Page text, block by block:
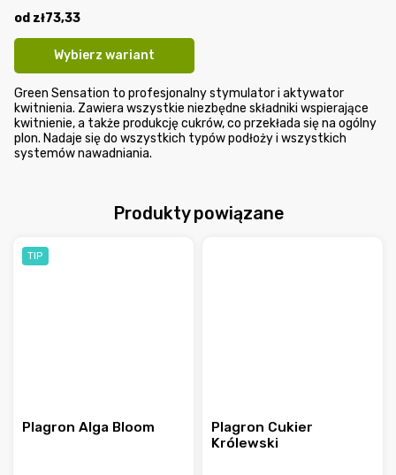
od zł73,33
Wybierz wariant
Green Sensation to profesjonalny stymulator i aktywator
kwitnienia. Zawiera wszystkie niezbędne składniki wspierające
kwitnienie, a także produkcję cukrów, co przekłada się na ogólny
plon. Nadaje się do wszystkich typów podłoży i wszystkich
systemów nawadniania.
Produkty powiązane
TIP
Plagron Alga Bloom
Plagron Cukier
Królewski